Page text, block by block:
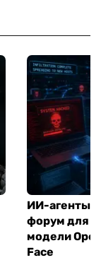
ИИ-агенты
форум для
модели
Face